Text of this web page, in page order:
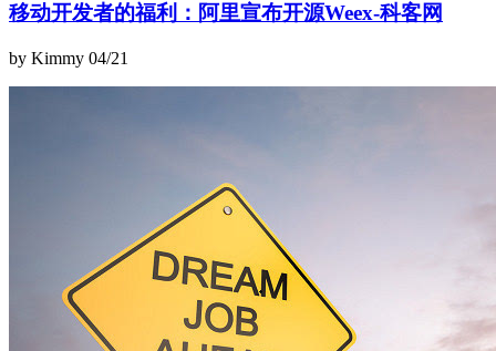
移动开发者的福利：阿里宣布开源Weex-科客网
by Kimmy 04/21